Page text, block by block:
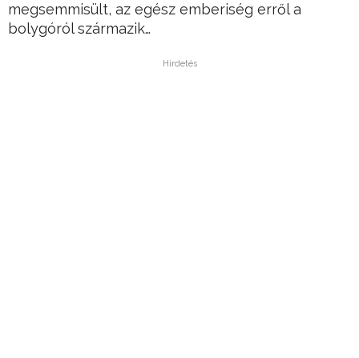
megsemmisült, az egész emberiség erről a
bolygóról származik…
Hirdetés